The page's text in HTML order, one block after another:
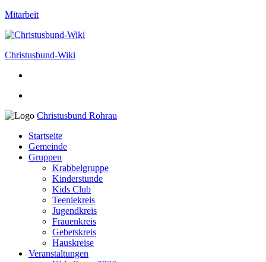
Mitarbeit
Christusbund-Wiki
Christusbund Rohrau
Startseite
Gemeinde
Gruppen
Krabbelgruppe
Kinderstunde
Kids Club
Teeniekreis
Jugendkreis
Frauenkreis
Gebetskreis
Hauskreise
Veranstaltungen